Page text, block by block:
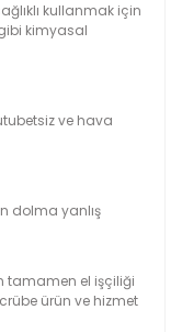
kullanmak için
kimyasal
ve hava
dolma yanlış
tamamen el işçiliği
ürün ve hizmet